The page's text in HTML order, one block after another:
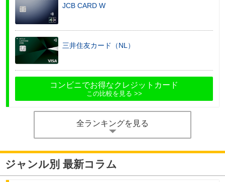
JCB CARD W
三井住友カード（NL）
コンビニでお得なクレジットカード
この比較を見る
全ランキングを見る
ジャンル別 最新コラム